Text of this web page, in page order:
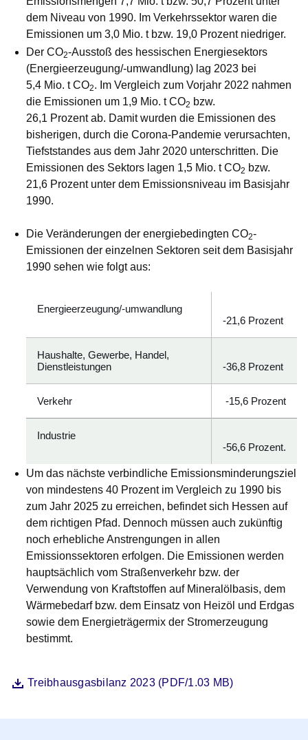
dem Niveau von 1990. Im Verkehrssektor waren die
Emissionen um 3,0 Mio. t bzw. 19,0 Prozent niedriger.
Der CO2-Ausstoß des hessischen Energiesektors
(Energieerzeugung/-umwandlung) lag 2023 bei
5,4 Mio. t CO2. Im Vergleich zum Vorjahr 2022 nahmen
die Emissionen um 1,9 Mio. t CO2 bzw.
26,1 Prozent ab. Damit wurden die Emissionen des
bisherigen, durch die Corona-Pandemie verursachten,
Tiefststandes aus dem Jahr 2020 unterschritten. Die
Emissionen des Sektors lagen 1,5 Mio. t CO2 bzw.
21,6 Prozent unter dem Emissionsniveau im Basisjahr
1990.
Die Veränderungen der energiebedingten CO2-
Emissionen der einzelnen Sektoren seit dem Basisjahr
1990 sehen wie folgt aus:
Energieerzeugung/-umwandlung
-21,6 Prozent
Haushalte, Gewerbe, Handel,
Dienstleistungen
-36,8 Prozent
Verkehr -15,6 Prozent
Industrie
-56,6 Prozent.
Um das nächste verbindliche Emissionsminderungsziel
von mindestens 40 Prozent im Vergleich zu 1990 bis
zum Jahr 2025 zu erreichen, befindet sich Hessen auf
dem richtigen Pfad. Dennoch müssen auch zukünftig
noch erhebliche Anstrengungen in allen
Emissionssektoren erfolgen. Die Emissionen werden
hauptsächlich vom Straßenverkehr bzw. der
Verwendung von Kraftstoffen auf Mineralölbasis, dem
Wärmebedarf bzw. dem Einsatz von Heizöl und Erdgas
sowie dem Energieträgermix der Stromerzeugung
bestimmt.
DateiTreibhausgasbilanz 2023 (PDF/1.03 MB)
Öffnet sich in einem neuen Fenster